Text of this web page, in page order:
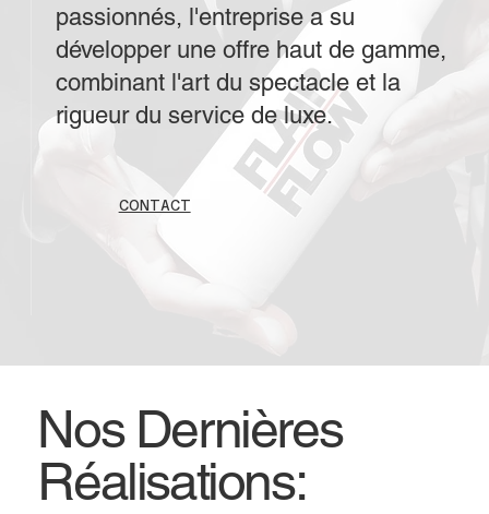
CONTACT
passionnés, l'entreprise a su
développer une offre haut de gamme,
combinant l'art du spectacle et la
rigueur du service de luxe.
Nos Dernières
Réalisations: